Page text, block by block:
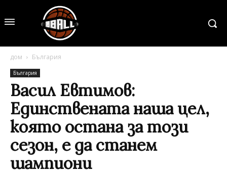
дом България
България
Васил Евтимов:
Единствената наша цел,
която остана за този
сезон, е да станем
шампиони